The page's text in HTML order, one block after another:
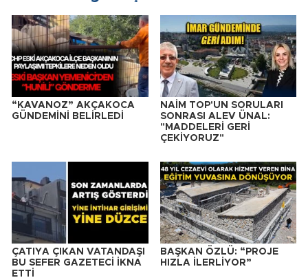
“KAVANOZ” AKÇAKOCA
GÜNDEMİNİ BELİRLEDİ
NAİM TOP'UN SORULARI
SONRASI ALEV ÜNAL:
"MADDELERİ GERİ
ÇEKİYORUZ"
ÇATIYA ÇIKAN VATANDAŞI
BU SEFER GAZETECİ İKNA
ETTİ
BAŞKAN ÖZLÜ: “PROJE
HIZLA İLERLİYOR”